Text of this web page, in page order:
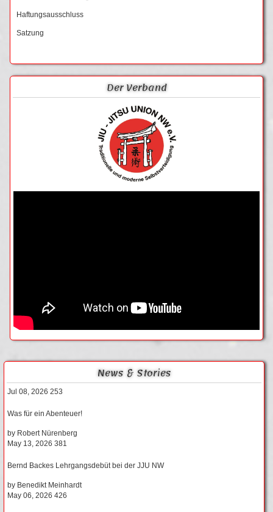
Haftungsausschluss
Satzung
Der Verband
News & Stories
Jul 08, 2026 253
Was für ein Abenteuer!
by Robert Nürenberg
May 13, 2026 381
Bernd Backes Lehrgangsdebüt bei der JJU NW
by Benedikt Meinhardt
May 06, 2026 426